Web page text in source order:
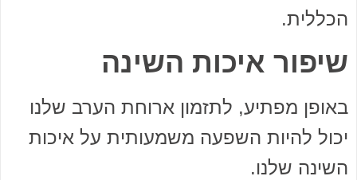
הכללית.
שיפור איכות השינה
באופן מפתיע, לתזמון ארוחת הערב שלנו
יכול להיות השפעה משמעותית על איכות
השינה שלנו.